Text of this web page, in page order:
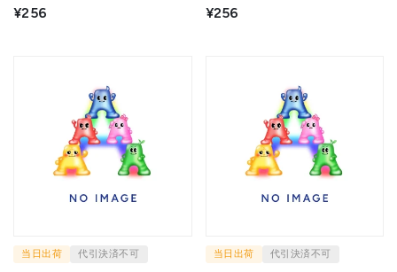
034 1枚 ▼714-6912
¥256
animals SGS-035 1枚 ▼714-
¥256
当日出荷 代引決済不可 当日出荷 代引決済不可